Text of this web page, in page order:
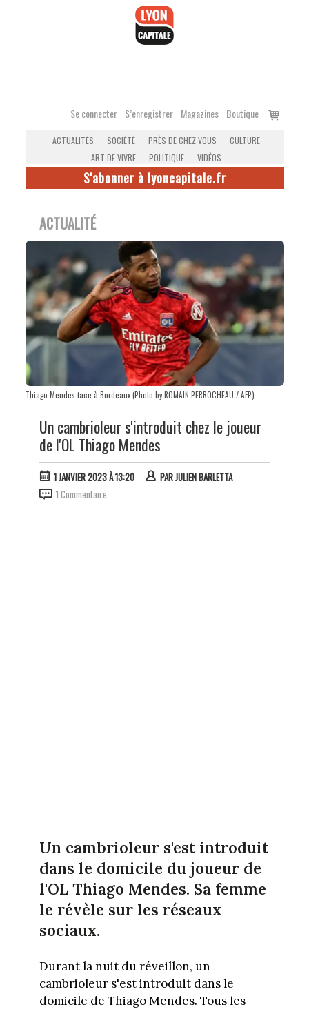
Se connecter S’enregistrer Magazines Boutique
Voir
ACTUALITÉS SOCIÉTÉ PRÈS DE CHEZ VOUS
CULTURE
ART DE VIVRE
POLITIQUE VIDÉOS
S'abonner à lyoncapitale.fr
ACTUALITÉ
Thiago Mendes face à Bordeaux (Photo by ROMAIN PERROCHEAU / AFP)
Un cambrioleur s'introduit chez le joueur
de l'OL Thiago Mendes
1 JANVIER 2023 À 13:20 PARJULIEN BARLETTA
1 Commentaire
Un cambrioleur s'est introduit
dans le domicile du joueur de
l'OL Thiago Mendes. Sa femme
le révèle sur les réseaux
sociaux.
Durant la nuit du réveillon, un
cambrioleur s'est introduit dans le
domicile de Thiago Mendes. Tous les